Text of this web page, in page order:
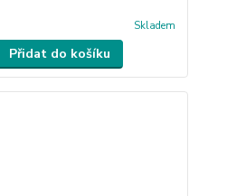
Skladem
Přidat do košíku